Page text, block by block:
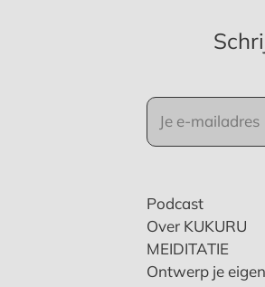
Podcast
Over KUKURU
MEIDITATIE
Ontwerp je